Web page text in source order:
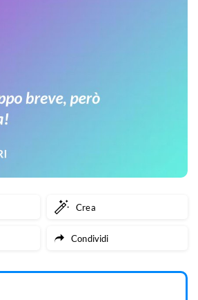
Crea
Condividi